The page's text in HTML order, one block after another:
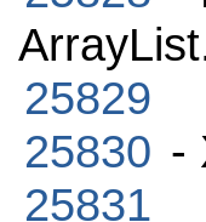
25829
25830 -
25831